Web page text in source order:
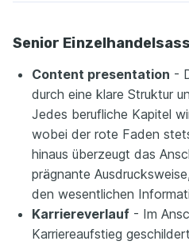
Senior
Content presentation -
durch eine klare Struktur
Jedes berufliche Kapitel
wobei der rote Faden
hinaus überzeugt das
prägnante
den wesentlichen
Karriereverlauf - Im
Karriereaufstieg